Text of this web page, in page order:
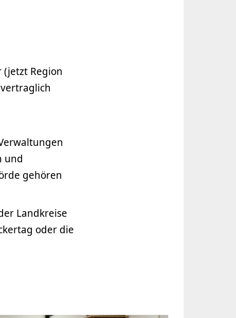
Region
und
gehören
Landkreise
oder die